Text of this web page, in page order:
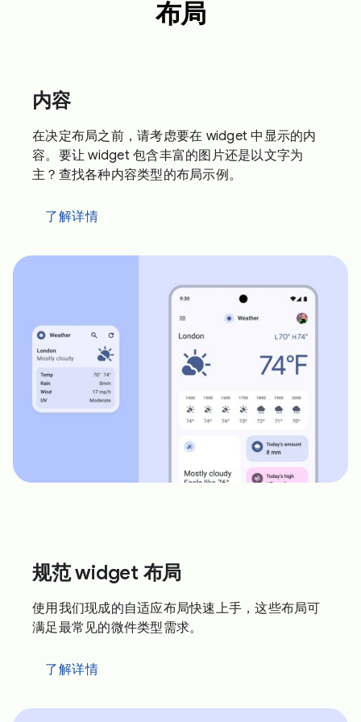
布局
内容
在决定布局之前，请考虑要在 widget 中显示的内
容。要让 widget 包含丰富的图片还是以文字为
主？查找各种内容类型的布局示例。
了解详情
规范 widget 布局
使用我们现成的自适应布局快速上手，这些布局可
满足最常见的微件类型需求。
了解详情